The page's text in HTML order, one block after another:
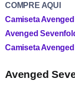
COMPRE AQUI
Camiseta
Avenged
Camiseta
Avenged